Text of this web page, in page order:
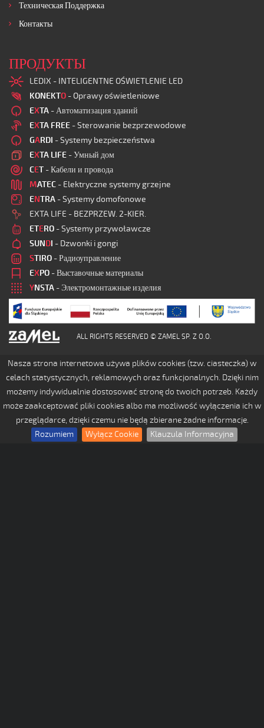
Техническая Поддержка
Контакты
ПРОДУКТЫ
LEDIX - INTELIGENTNE OŚWIETLENIE LED
KONEKTO - Oprawy oświetleniowe
EXTA - Автоматизация зданий
EXTA FREE - Sterowanie bezprzewodowe
GARDI - Systemy bezpieczeństwa
EXTA LIFE - Умный дом
CET - Кабели и провода
MATEC - Elektryczne systemy grzejne
ENTRA - Systemy domofonowe
EXTA LIFE - BEZPRZEW. 2-KIER.
ETERO - Systemy przywoławcze
SUNDI - Dzwonki i gongi
STIRO - Радиоуправление
EXPO - Выставочные материалы
YNSTA - Электромонтажные изделия
ALL RIGHTS RESERVED © ZAMEL SP. Z O.O.
Nasza strona internetowa używa plików cookies (tzw. ciasteczka) w
celach statystycznych, reklamowych oraz funkcjonalnych. Dzięki nim
możemy indywidualnie dostosować stronę do twoich potrzeb. Każdy
może zaakceptować pliki cookies albo ma możliwość wyłączenia ich w
przeglądarce, dzięki czemu nie będą zbierane żadne informacje.
Rozumiem
Wyłącz Cookie Klauzula Informacyjna